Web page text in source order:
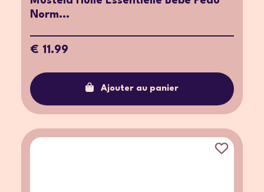
Norm...
€ 11.99
Ajouter au panier